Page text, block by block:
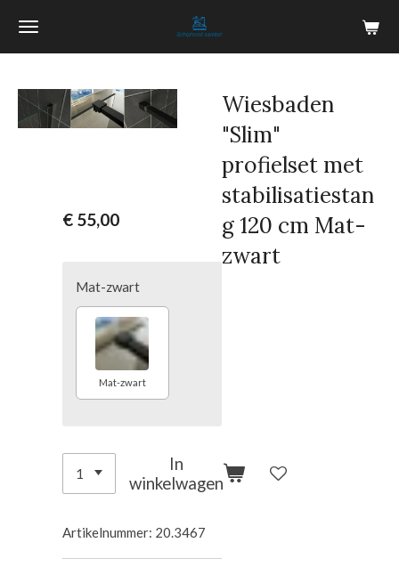
Ga
de
hoofdinhoud
Wiesbaden
"Slim"
profielset met
stabilisatiestan
g 120 cm Mat-
zwart
€ 55,00
Mat-zwart
Mat-zwart
In
winkelwagen
Artikelnummer: 20.3467